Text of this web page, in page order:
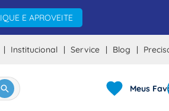
E APROVEITE
Institucional Service Blog
Meus